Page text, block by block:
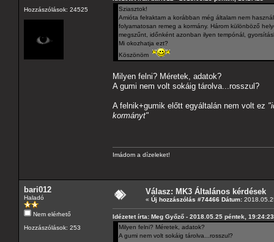
Hozzászólások: 24525
Sziasztok!
Amióta felraktam a korábban még általam nem
folyamatosan remeg a kormány. Három különböző
megszűnt, időnként azonban ilyen tempónál,
Mi okozhatja ezt?
Köszönöm
Milyen felni? Méretek, adatok?
A gumi nem volt sokáig tárolva...rosszul?
A felnik+gumik előtt egyáltalán nem volt ez
kormányt"
Imádom a dízeleket!
bari012
Haladó
Nem elérhető
Hozzászólások: 253
Válasz: MK3 Általános kérdések
« Új hozzászólás #74466 Dátum:
Idézetet írta: Meg Győző - 2018.05.25 péntek, 19:24:23
Milyen felni? Méretek, adatok?
A gumi nem volt sokáig tárolva...rosszul?